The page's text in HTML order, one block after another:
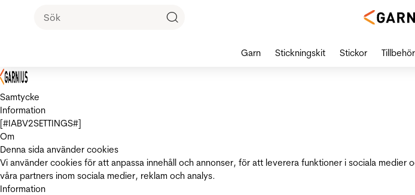
Samtycke
Information
[#IABV2SETTINGS#]
Om
Denna sida använder cookies
Vi använder cookies för att anpassa innehåll och annonser, för att leverera funktioner i sociala
våra partners inom sociala medier, reklam och analys.
Information
Garn Stickningskit Stickor Tillbehör